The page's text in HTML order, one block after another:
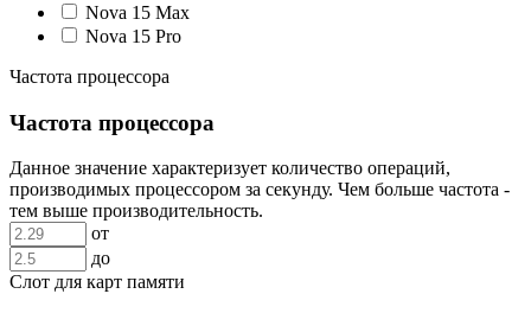
Nova 15 Max
Nova 15 Pro
Частота процессора
Частота процессора
Данное значение характеризует количество операций,
производимых процессором за секунду. Чем больше частота -
тем выше производительность.
от
до
Слот для карт памяти